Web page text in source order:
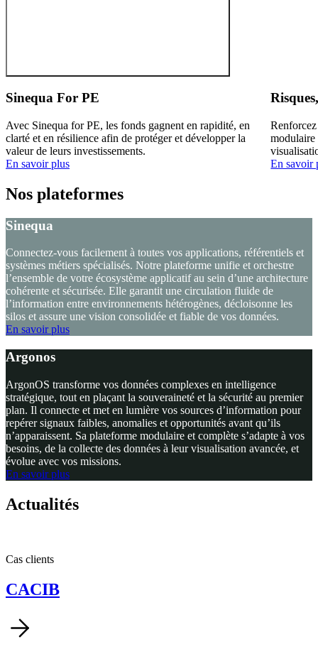
Sinequa For PE
Avec Sinequa for PE, les fonds gagnent en rapidité, en
clarté et en résilience afin de protéger et développer la
valeur de leurs investissements.
En savoir plus
En savoir
Nos plateformes
Sinequa
Connectez-vous facilement à toutes vos applications, référentiels et
systèmes métiers spécialisés. Notre plateforme unifie et orchestre
l’ensemble de votre écosystème applicatif au sein d’une architecture
cohérente et sécurisée. Elle garantit une circulation fluide de
l’information entre environnements hétérogènes, décloisonne les
silos et assure une vision consolidée et fiable de vos données.
En savoir plus
Argonos
ArgonOS transforme vos données complexes en intelligence
stratégique, tout en plaçant la souveraineté et la sécurité au premier
plan. Il connecte et met en lumière vos sources d’information pour
repérer signaux faibles, anomalies et opportunités avant qu’ils
n’apparaissent. Sa plateforme modulaire et complète s’adapte à vos
besoins, de la collecte des données à leur visualisation avancée, et
évolue avec vos missions.
En savoir plus
Actualités
Cas clients
CACIB